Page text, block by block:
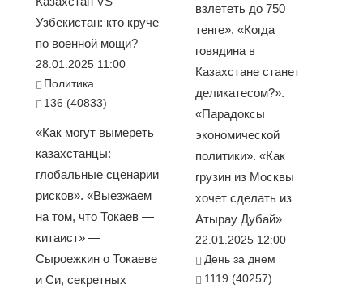
Узбекистан: кто круче
по военной мощи?
28.01.2025 11:00
Политика
136 (40833)
«Как могут вымереть
казахстанцы:
глобальные сценарии
рисков». «Выезжаем
на том, что Токаев —
китаист» —
Сыроежкин о Токаеве
и Си, секретных
взлететь до 750
тенге». «Когда
говядина в
Казахстане станет
деликатесом?».
«Парадоксы
экономической
политики». «Как
грузин из Москвы
хочет сделать из
Атырау Дубай»
22.01.2025 12:00
День за днем
1119 (40257)